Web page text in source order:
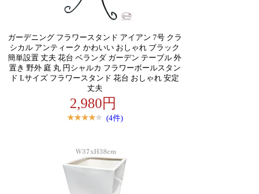
ガーデニング フラワースタンド アイアン 7号 クラ
シカル アンティーク かわいい おしゃれ ブラック
簡単設置 丈夫 花台 ベランダ ガーデン テーブル 外
置き 野外 庭 丸 円シャルカ フラワーボールスタン
ド Lサイズ フラワースタンド 花台 おしゃれ 安定
丈夫
2,980円
(4件)